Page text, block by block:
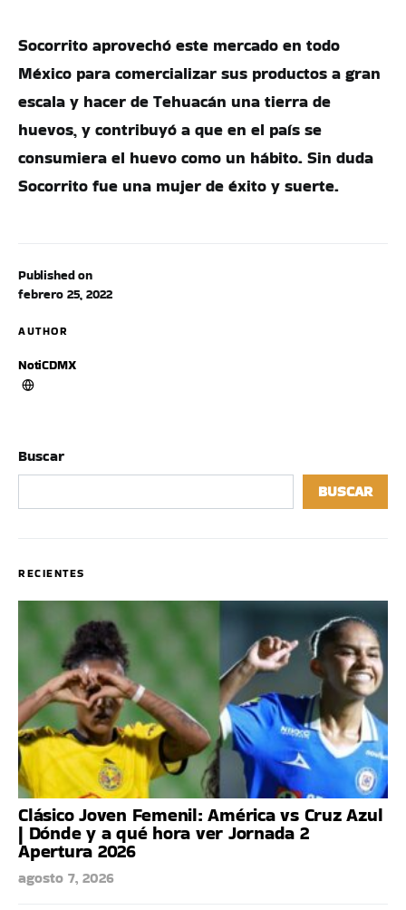
Published on
febrero 25, 2022
AUTHOR
NotiCDMX
Socorrito aprovechó este mercado en todo
México para comercializar sus productos a gran
escala y hacer de Tehuacán una tierra de
huevos, y contribuyó a que en el país se
consumiera el huevo como un hábito. Sin duda
Socorrito fue una mujer de éxito y suerte.
Buscar
BUSCAR
RECIENTES
Clásico Joven Femenil: América vs Cruz Azul
| Dónde y a qué hora ver Jornada 2
Apertura 2026
agosto 7, 2026